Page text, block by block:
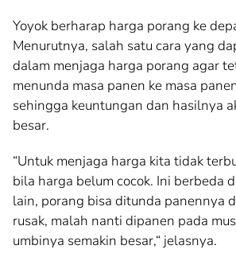
Yoyok berharap harga porang ke
Menurutnya, salah satu cara yang
dalam menjaga harga porang agar
menunda masa panen ke masa
sehingga keuntungan dan hasilnya
besar.
“Untuk menjaga harga kita tidak
bila harga belum cocok. Ini berbeda
lain, porang bisa ditunda panennya
rusak, malah nanti dipanen pada
umbinya semakin besar,“ jelasnya.